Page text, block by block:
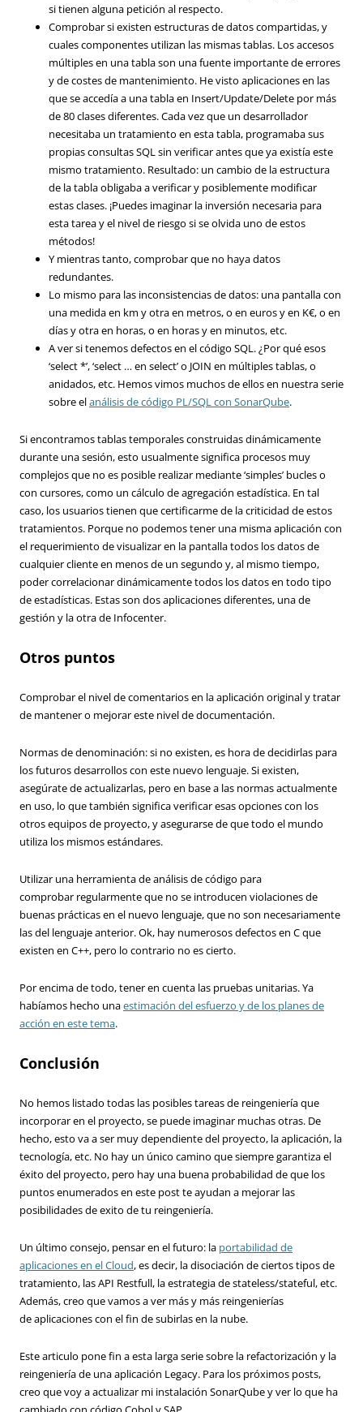
si tienen alguna petición al respecto.
Comprobar si existen estructuras de datos compartidas, y
cuales componentes utilizan las mismas tablas. Los accesos
múltiples en una tabla son una fuente importante de errores
y de costes de mantenimiento. He visto aplicaciones en las
que se accedía a una tabla en Insert/Update/Delete por más
de 80 clases diferentes. Cada vez que un desarrollador
necesitaba un tratamiento en esta tabla, programaba sus
propias consultas SQL sin verificar antes que ya existía este
mismo tratamiento. Resultado: un cambio de la estructura
de la tabla obligaba a verificar y posiblemente modificar
estas clases. ¡Puedes imaginar la inversión necesaria para
esta tarea y el nivel de riesgo si se olvida uno de estos
métodos!
Y mientras tanto, comprobar que no haya datos
redundantes.
Lo mismo para las inconsistencias de datos: una pantalla con
una medida en km y otra en metros, o en euros y en K€, o en
días y otra en horas, o en horas y en minutos, etc.
A ver si tenemos defectos en el código SQL. ¿Por qué esos
‘select *’, ‘select … en select’ o JOIN en múltiples tablas, o
anidados, etc. Hemos vimos muchos de ellos en nuestra serie
sobre elanálisis de código PL/SQL con SonarQube.
Si encontramos tablas temporales construidas dinámicamente
durante una sesión, esto usualmente significa procesos muy
complejos que no es posible realizar mediante ‘simples’ bucles o
con cursores, como un cálculo de agregación estadística. En tal
caso, los usuarios tienen que certificarme de la criticidad de estos
tratamientos. Porque no podemos tener una misma aplicación con
el requerimiento de visualizar en la pantalla todos los datos de
cualquier cliente en menos de un segundo y, al mismo tiempo,
poder correlacionar dinámicamente todos los datos en todo tipo
de estadísticas. Estas son dos aplicaciones diferentes, una de
gestión y la otra de Infocenter.
Otros puntos
Comprobar el nivel de comentarios en la aplicación original y tratar
de mantener o mejorar este nivel de documentación.
Normas de denominación: si no existen, es hora de decidirlas para
los futuros desarrollos con este nuevo lenguaje. Si existen,
asegúrate de actualizarlas, pero en base a las normas actualmente
en uso, lo que también significa verificar esas opciones con los
otros equipos de proyecto, y asegurarse de que todo el mundo
utiliza los mismos estándares.
Utilizar una herramienta de análisis de código para
comprobar regularmente que no se introducen violaciones de
buenas prácticas en el nuevo lenguaje, que no son necesariamente
las del lenguaje anterior. Ok, hay numerosos defectos en C que
existen en C++, pero lo contrario no es cierto.
Por encima de todo, tener en cuenta las pruebas unitarias. Ya
habíamos hecho unaestimación del esfuerzo y de los planes de
acción en este tema.
Conclusión
No hemos listado todas las posibles tareas de reingeniería que
incorporar en el proyecto, se puede imaginar muchas otras. De
hecho, esto va a ser muy dependiente del proyecto, la aplicación, la
tecnología, etc. No hay un único camino que siempre garantiza el
éxito del proyecto, pero hay una buena probabilidad de que los
puntos enumerados en este post te ayudan a mejorar las
posibilidades de exito de tu reingeniería.
Un último consejo, pensar en el futuro: la portabilidad de
aplicaciones en el Cloud, es decir, la disociación de ciertos tipos de
tratamiento, las API Restfull, la estrategia de stateless/stateful, etc.
Además, creo que vamos a ver más y más reingenierías
de aplicaciones con el fin de subirlas en la nube.
Este articulo pone fin a esta larga serie sobre la refactorización y la
reingeniería de una aplicación Legacy. Para los próximos posts,
creo que voy a actualizar mi instalación SonarQube y ver lo que ha